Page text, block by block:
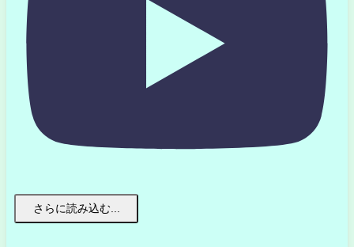
さらに読み込む...